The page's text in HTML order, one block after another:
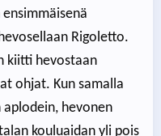
Rigoletto.
kiitti hevostaan
ohjat. Kun samalla
hevonen
kouluaidan yli pois